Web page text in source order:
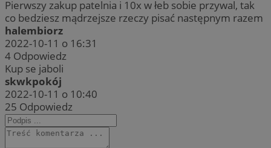
Pierwszy zakup patelnia i 10x w łeb sobie przywal, tak
co bedziesz mądrzejsze rzeczy pisać następnym razem
halembiorz
2022-10-11 o 16:31
4 Odpowiedz
Kup se jaboli
skwkpokój
2022-10-11 o 10:40
25 Odpowiedz